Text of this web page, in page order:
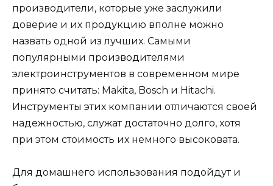
производители, которые уже заслужили
доверие и их продукцию вполне можно
назвать одной из лучших. Самыми
популярными производителями
электроинструментов в современном мире
принято считать: Makita, Bosch и Hitachi.
Инструменты этих компании отличаются своей
надежностью, служат достаточно долго, хотя
при этом стоимость их немного высоковата.
Для домашнего использования подойдут и